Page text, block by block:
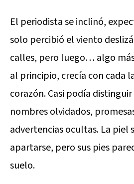
El periodista se inclinó,
solo percibió el viento
calles, pero luego… algo
al principio, crecía con cada
corazón. Casi podía
nombres olvidados,
advertencias ocultas. La piel
apartarse, pero sus pies
suelo.